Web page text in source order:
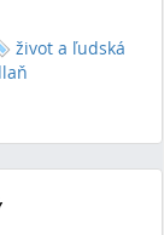
život a ľudská